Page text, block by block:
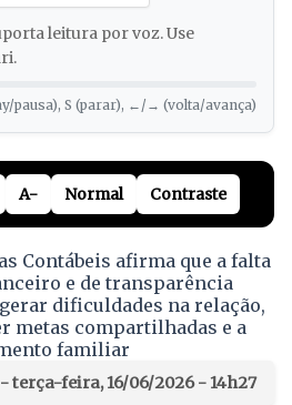
leitura por voz. Use
pausa), S (parar), ←/→ (volta/avança)
A- Normal Contraste
Contábeis afirma que a falta
e de transparência
dificuldades na relação,
metas compartilhadas e a
familiar
terça-feira, 16/06/2026 - 14h27